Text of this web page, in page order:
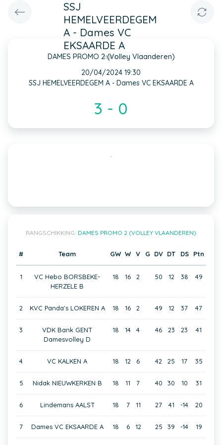
SSJ
HEMELVEERDEGEM
A - Dames VC
EKSAARDE A
DAMES PROMO 2 (Volley Vlaanderen)
INFO
20/04/2024 19:30
SSJ HEMELVEERDEGEM A - Dames VC EKSAARDE A
3 - 0
,
RANGSCHIKKING: DAMES PROMO 2 (VOLLEY VLAANDEREN)
# Team GW W V G DV DT DS Ptn
1
VC Hebo BORSBEKE-
HERZELE B
18 16 2 50 12 38 49
2 KVC Panda's LOKEREN A 18 16 2 49 12 37 47
3
VDK Bank GENT
Damesvolley D
18 14 4 46 23 23 41
4 VC KALKEN A 18 12 6 42 25 17 35
5 Nidak NIEUWKERKEN B 18 11 7 40 30 10 31
6 Lindemans AALST 18 7 11 27 41 -14 20
7 Dames VC EKSAARDE A 18 6 12 25 39 -14 19